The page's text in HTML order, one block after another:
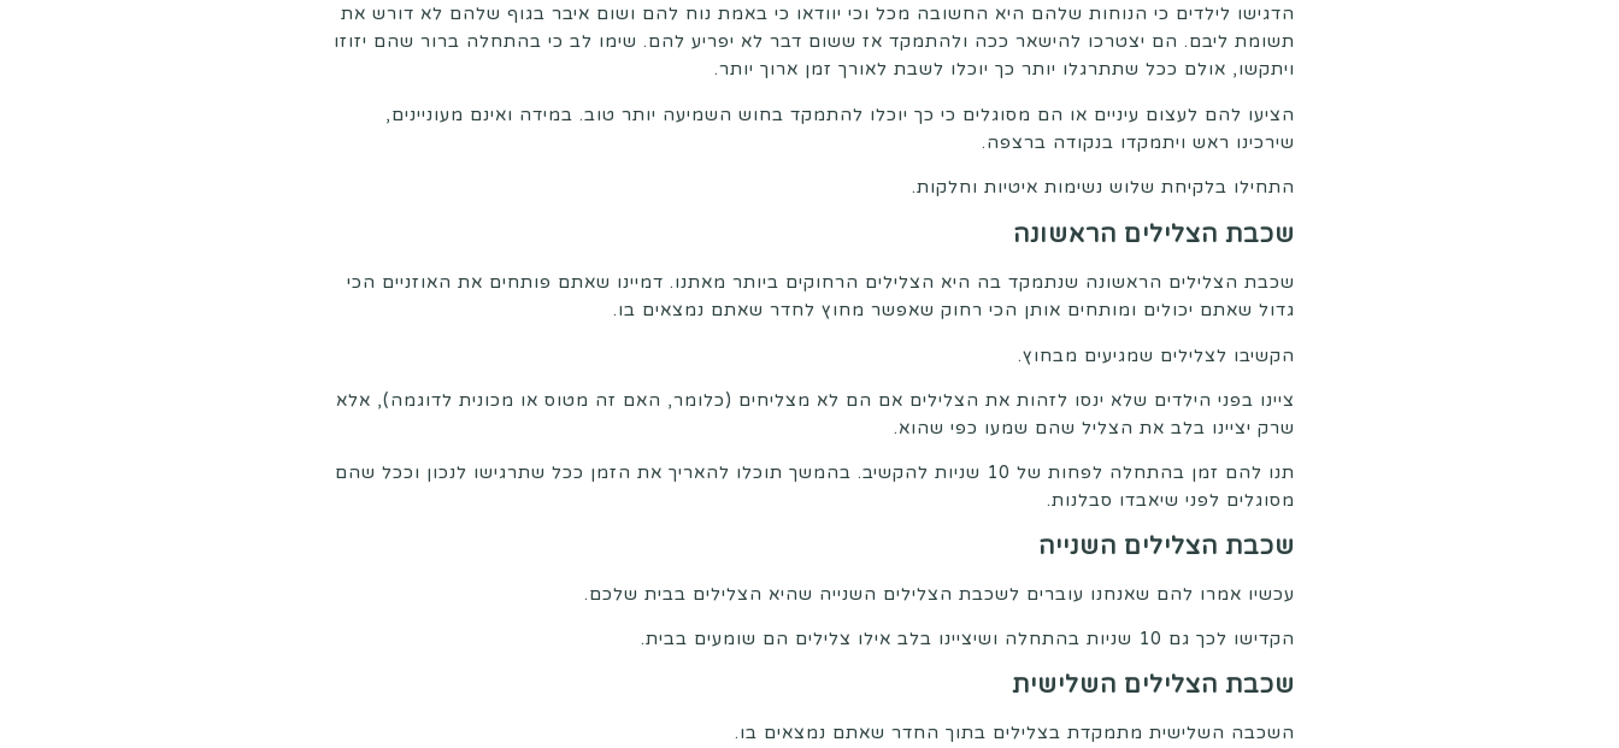
הדגישו לילדים כי הנוחות שלהם היא החשובה מכל וכי יוודאו כי באמת נוח להם ושום איבר בגוף שלהם לא דורש את
תשומת ליבם. הם יצטרכו להישאר ככה ולהתמקד אז ששום דבר לא יפריע להם. שימו לב כי בהתחלה ברור שהם יזוזו
ויתקשו, אולם ככל שתתרגלו יותר כך יוכלו לשבת לאורך זמן ארוך יותר.
הציעו להם לעצום עיניים או הם מסוגלים כי כך יוכלו להתמקד בחוש השמיעה יותר טוב. במידה ואינם מעוניינים,
שירכינו ראש ויתמקדו בנקודה ברצפה.
התחילו בלקיחת שלוש נשימות איטיות וחלקות.
שכבת הצלילים הראשונה
שכבת הצלילים הראשונה שנתמקד בה היא הצלילים הרחוקים ביותר מאתנו. דמיינו שאתם פותחים את האוזניים הכי
גדול שאתם יכולים ומותחים אותן הכי רחוק שאפשר מחוץ לחדר שאתם נמצאים בו.
הקשיבו לצלילים שמגיעים מבחוץ.
ציינו בפני הילדים שלא ינסו לזהות את הצלילים אם הם לא מצליחים (כלומר, האם זה מטוס או מכונית לדוגמה), אלא
שרק יציינו בלב את הצליל שהם שמעו כפי שהוא.
תנו להם זמן בהתחלה לפחות של 10 שניות להקשיב. בהמשך תוכלו להאריך את הזמן ככל שתרגישו לנכון וככל שהם
מסוגלים לפני שיאבדו סבלנות.
שכבת הצלילים השנייה
עכשיו אמרו להם שאנחנו עוברים לשכבת הצלילים השנייה שהיא הצלילים בבית שלכם.
הקדישו לכך גם 10 שניות בהתחלה ושיציינו בלב אילו צלילים הם שומעים בבית.
שכבת הצלילים השלישית
השכבה השלישית מתמקדת בצלילים בתוך החדר שאתם נמצאים בו.